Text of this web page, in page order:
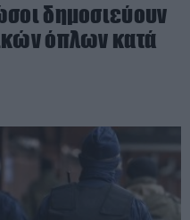
δημοσιεύουν
όπλων κατά